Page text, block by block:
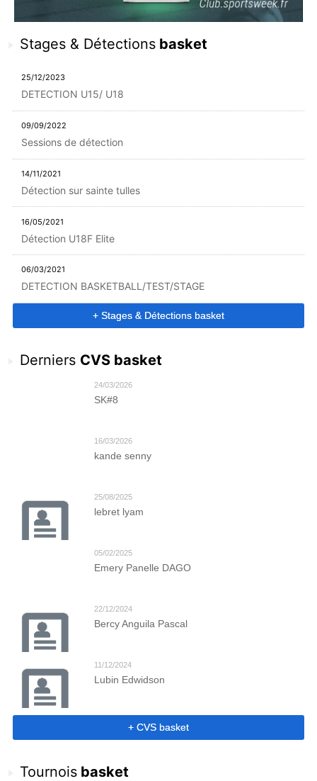
Stages & Détectionsbasket
25/12/2023
DETECTION U15/ U18
09/09/2022
Sessions de détection
14/11/2021
Détection sur sainte tulles
16/05/2021
Détection U18F Elite
06/03/2021
DETECTION BASKETBALL/TEST/STAGE
+ Stages & Détections basket
Derniers CVS basket
24/03/2026
SK#8
16/03/2026
kande senny
25/08/2025
lebret lyam
05/02/2025
Emery Panelle DAGO
22/12/2024
Bercy Anguila Pascal
11/12/2024
Lubin Edwidson
+ CVS basket
Tournoisbasket